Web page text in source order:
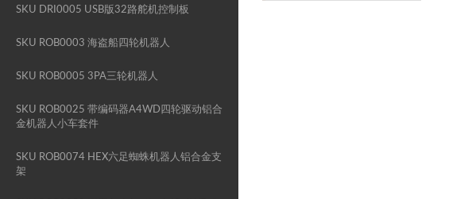
SKU DRI0005 USB版32路舵机控制板
SKU ROB0003 海盗船四轮机器人
SKU ROB0005 3PA三轮机器人
SKU ROB0025 带编码器A4WD四轮驱动铝合
金机器人小车套件
SKU ROB0074 HEX六足蜘蛛机器人铝合金支
架